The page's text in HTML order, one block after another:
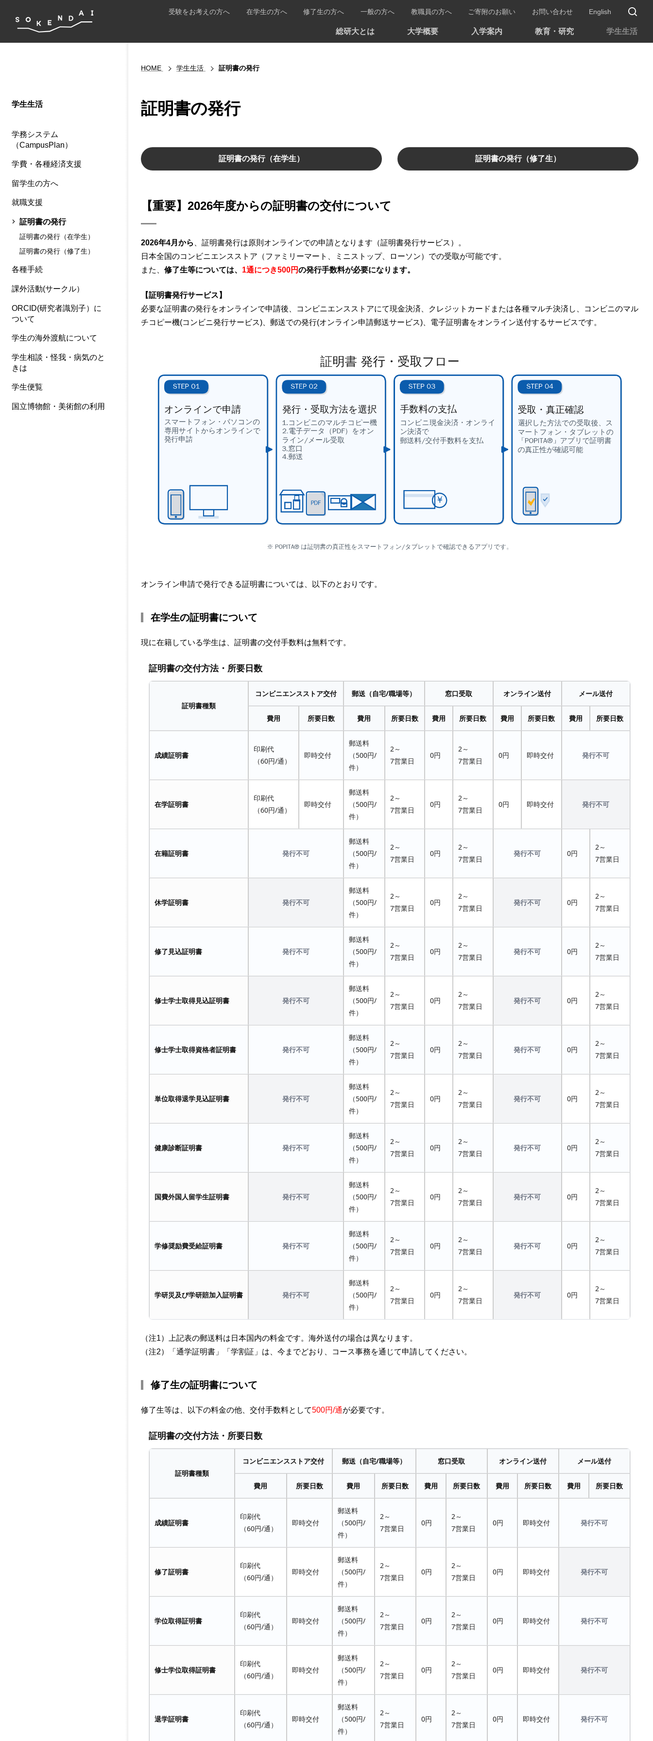
総研大とは 大学概要 入学案内 教育・研究 学生生活
受験をお考えの方へ 在学生の方へ 修了生の方へ 一般の方へ 教職員の方へ ご寄附のお願い お問い合わせ English
HOME 学生生活 証明書の発行
証明書の発行
証明書の発行（在学生） 証明書の発行（修了生）
【重要】2026年度からの証明書の交付について
2026年4月から 、証明書発行は原則オンラインでの申請となります（証明書発行サービス）。
日本全国のコンビニエンスストア（ファミリーマート、ミニストップ、ローソン）での受取が可能です。
また、 修了生等については、 1通につき500円の発行手数料が必要になります。
【証明書発行サービス】
必要な証明書の発行をオンラインで申請後、コンビニエンスストアにて現金決済、クレジットカードまたは各種マルチ決済し、コンビニのマル
チコピー機(コンビニ発行サービス)、郵送での発行(オンライン申請郵送サービス)、電子証明書をオンライン送付するサービスです。
オンライン申請で発行できる証明書については、以下のとおりです。
在学生の証明書について
現に在籍している学生は、証明書の交付手数料は無料です。
証明書の交付方法・所要日数
証明書種類
コンビニエンスストア交付 郵送（自宅/職場等） 窓口受取 オンライン送付 メール送付
費用 所要日数 費用 所要日数 費用 所要日数 費用 所要日数 費用 所要日数
成績証明書
印刷代
（60円/通）
即時交付
郵送料
（500円/
件）
2～
7営業日
0円
2～
7営業日
0円 即時交付 発行不可
在学証明書
印刷代
（60円/通）
即時交付
郵送料
（500円/
件）
2～
7営業日
0円
2～
7営業日
0円 即時交付 発行不可
在籍証明書 発行不可
郵送料
（500円/
件）
2～
7営業日
0円
2～
7営業日
発行不可 0円
2～
7営業日
休学証明書 発行不可
郵送料
（500円/
件）
2～
7営業日
0円
2～
7営業日
発行不可 0円
2～
7営業日
修了見込証明書 発行不可
郵送料
（500円/
件）
2～
7営業日
0円
2～
7営業日
発行不可 0円
2～
7営業日
修士学士取得見込証明書 発行不可
郵送料
（500円/
件）
2～
7営業日
0円
2～
7営業日
発行不可 0円
2～
7営業日
修士学士取得資格者証明書 発行不可
郵送料
（500円/
件）
2～
7営業日
0円
2～
7営業日
発行不可 0円
2～
7営業日
単位取得退学見込証明書 発行不可
郵送料
（500円/
件）
2～
7営業日
0円
2～
7営業日
発行不可 0円
2～
7営業日
健康診断証明書 発行不可
郵送料
（500円/
件）
2～
7営業日
0円
2～
7営業日
発行不可 0円
2～
7営業日
国費外国人留学生証明書 発行不可
郵送料
（500円/
件）
2～
7営業日
0円
2～
7営業日
発行不可 0円
2～
7営業日
学修奨励費受給証明書 発行不可
郵送料
（500円/
件）
2～
7営業日
0円
2～
7営業日
発行不可 0円
2～
7営業日
学研災及び学研賠加入証明書 発行不可
郵送料
（500円/
件）
2～
7営業日
0円
2～
7営業日
発行不可 0円
2～
7営業日
（注1）上記表の郵送料は日本国内の料金です。海外送付の場合は異なります。
（注2）「通学証明書」「学割証」は、今までどおり、コース事務を通じて申請してください。
修了生の証明書について
修了生等は、以下の料金の他、交付手数料として500円/通が必要です。
証明書の交付方法・所要日数
証明書種類
コンビニエンスストア交付 郵送（自宅/職場等） 窓口受取 オンライン送付 メール送付
費用 所要日数 費用 所要日数 費用 所要日数 費用 所要日数 費用 所要日数
成績証明書
印刷代
（60円/通）
即時交付
郵送料
（500円/
件）
2～
7営業日
0円
2～
7営業日
0円 即時交付 発行不可
修了証明書
印刷代
（60円/通）
即時交付
郵送料
（500円/
件）
2～
7営業日
0円
2～
7営業日
0円 即時交付 発行不可
学位取得証明書
印刷代
（60円/通）
即時交付
郵送料
（500円/
件）
2～
7営業日
0円
2～
7営業日
0円 即時交付 発行不可
修士学位取得証明書
印刷代
（60円/通）
即時交付
郵送料
（500円/
件）
2～
7営業日
0円
2～
7営業日
0円 即時交付 発行不可
退学証明書
印刷代
（60円/通）
即時交付
郵送料
（500円/
件）
2～
7営業日
0円
2～
7営業日
0円 即時交付 発行不可
学生生活
学務システム
（CampusPlan）
学費・各種経済支援
留学生の方へ
就職支援
証明書の発行
証明書の発行（在学生）
証明書の発行（修了生）
各種手続
課外活動(サークル）
ORCID(研究者識別子）に
ついて
学生の海外渡航について
学生相談・怪我・病気のと
きは
学生便覧
国立博物館・美術館の利用